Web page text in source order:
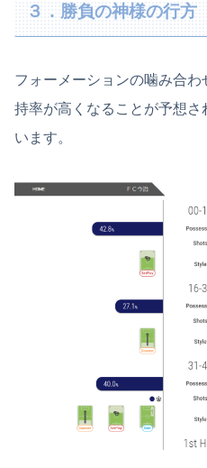
３．勝負の神様の行方
フォーメーションの噛み合
持率が高くなることが予想
います。